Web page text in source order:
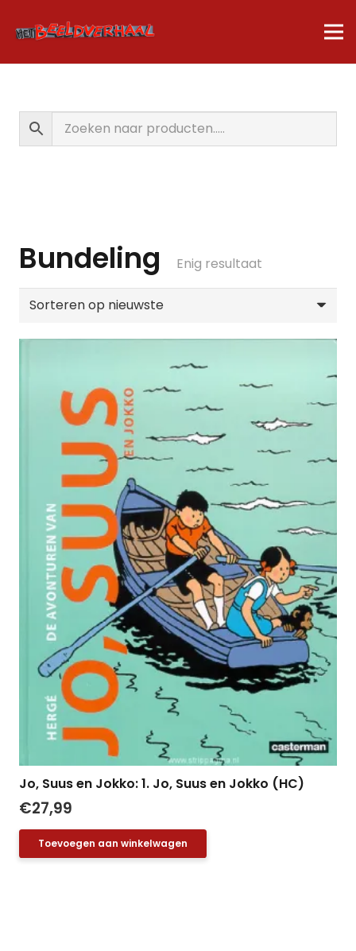
Bundeling Enig resultaat
Jo, Suus en Jokko: 1. Jo, Suus en Jokko (HC)
€27,99
Toevoegen aan winkelwagen